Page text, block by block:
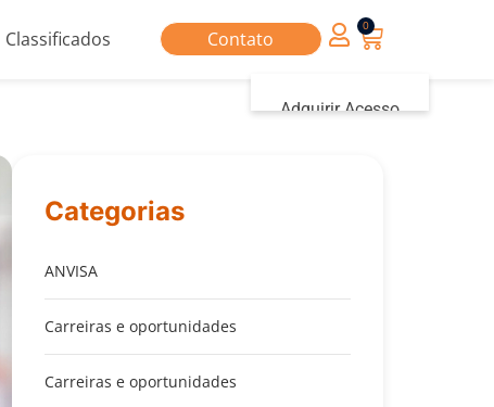
Classificados Contato
Adquirir Acesso
0
Categorias
ANVISA
Carreiras e oportunidades
Carreiras e oportunidades